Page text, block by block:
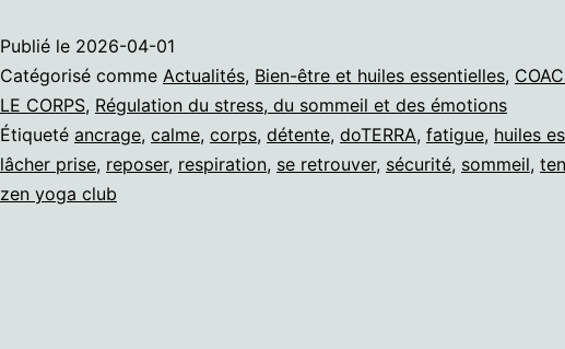
Publié le 2026-04-01
Catégorisé comme Actualités, Bien-être et huiles essentielles,
LE CORPS, Régulation du stress, du sommeil et des émotions
Étiqueté ancrage, calme, corps, détente, doTERRA, fatigue, huiles
lâcher prise, reposer, respiration, se retrouver, sécurité, sommeil,
zen yoga club